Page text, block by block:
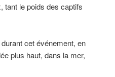
tant le poids des captifs
cet événement, en
plus haut, dans la mer,